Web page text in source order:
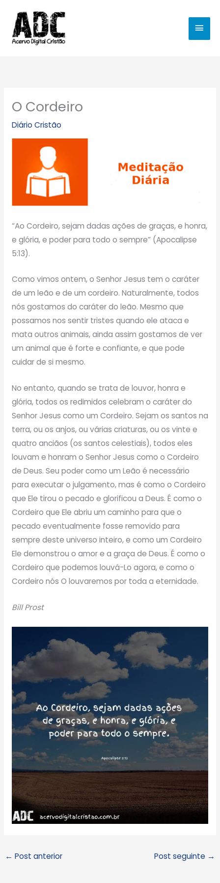
para
conteúdo
O Cordeiro
Diário Cristão
“Ao Cordeiro, sejam dadas ações de graças, e honra,
e glória, e poder para todo o sempre” (Apocalipse
5:13).
Como vimos ontem, o Senhor Jesus tem o caráter
de um leão e de um cordeiro. Naturalmente, todos
nós gostamos do caráter do leão. Mesmo que
possamos nos sentir tristes quando ele ataca e
mata outros animais, ainda assim gostamos de ver
um animal que é forte e confiante, e que pode
cuidar de si mesmo.
No entanto, quando se trata de louvor, honra e
glória, todos os redimidos celebram o caráter do
Senhor Jesus como um Cordeiro. Sejam os santos na
terra, ou os anjos, ou várias criaturas, ou os vinte e
quatro anciãos (os santos celestiais), todos eles
louvam e honram o Senhor Jesus como o Cordeiro
de Deus. Seu poder como um Leão é necessário
para executar o julgamento, mas é como o Cordeiro
que Ele tirou o pecado e glorificou a Deus. É como o
Cordeiro que Ele abriu um caminho para que o
pecado eventualmente fosse removido para
sempre deste universo inteiro, e como um Cordeiro
Ele demonstrou o amor e a graça de Deus. É como o
Cordeiro que podemos louvá-Lo agora, e como o
Cordeiro nós O louvaremos por toda a eternidade.
Bill Prost
← Post anterior Post seguinte →